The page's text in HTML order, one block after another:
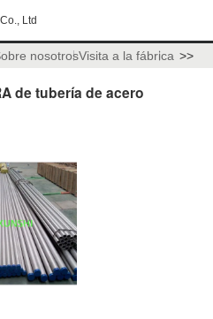
Ltd
nosotrosVisita a la fábrica >>
de tubería de acero